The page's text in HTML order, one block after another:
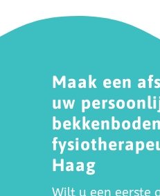
Maak een
uw
Haag
Wilt u een eerste